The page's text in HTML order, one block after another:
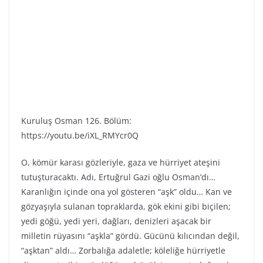
Kuruluş Osman 126. Bölüm:
https://youtu.be/iXL_RMYcr0Q
O, kömür karası gözleriyle, gaza ve hürriyet ateşini
tutuşturacaktı. Adı, Ertuğrul Gazi oğlu Osman’dı…
Karanlığın içinde ona yol gösteren “aşk” oldu… Kan ve
gözyaşıyla sulanan topraklarda, gök ekini gibi biçilen;
yedi göğü, yedi yeri, dağları, denizleri aşacak bir
milletin rüyasını “aşkla” gördü. Gücünü kılıcından değil,
“aşktan” aldı… Zorbalığa adaletle; köleliğe hürriyetle